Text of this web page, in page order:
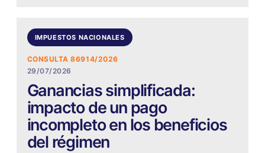
IMPUESTOS NACIONALES
CONSULTA 86914/2026
29/07/2026
Ganancias simplificada:
impacto de un pago
incompleto en los beneficios
del régimen